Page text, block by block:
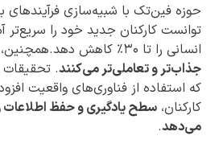
توانست کارکنان جدید خود را
انسانی را تا ۳۰٪ کاهش دهد.همچنین، AR و VR
جذاب‌تر و تعاملی‌تر می‌کنند
که استفاده از فناوری‌های واقعیت
کارکنان،
می‌دهد.